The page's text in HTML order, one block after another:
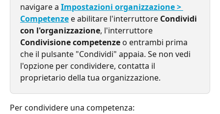
navigare a Impostazioni organizzazione >
Competenze e abilitare l'interruttore Condividi
con l'organizzazione, l'interruttore
Condivisione competenze o entrambi prima
che il pulsante "Condividi" appaia. Se non vedi
l'opzione per condividere, contatta il
proprietario della tua organizzazione.
Per condividere una competenza: